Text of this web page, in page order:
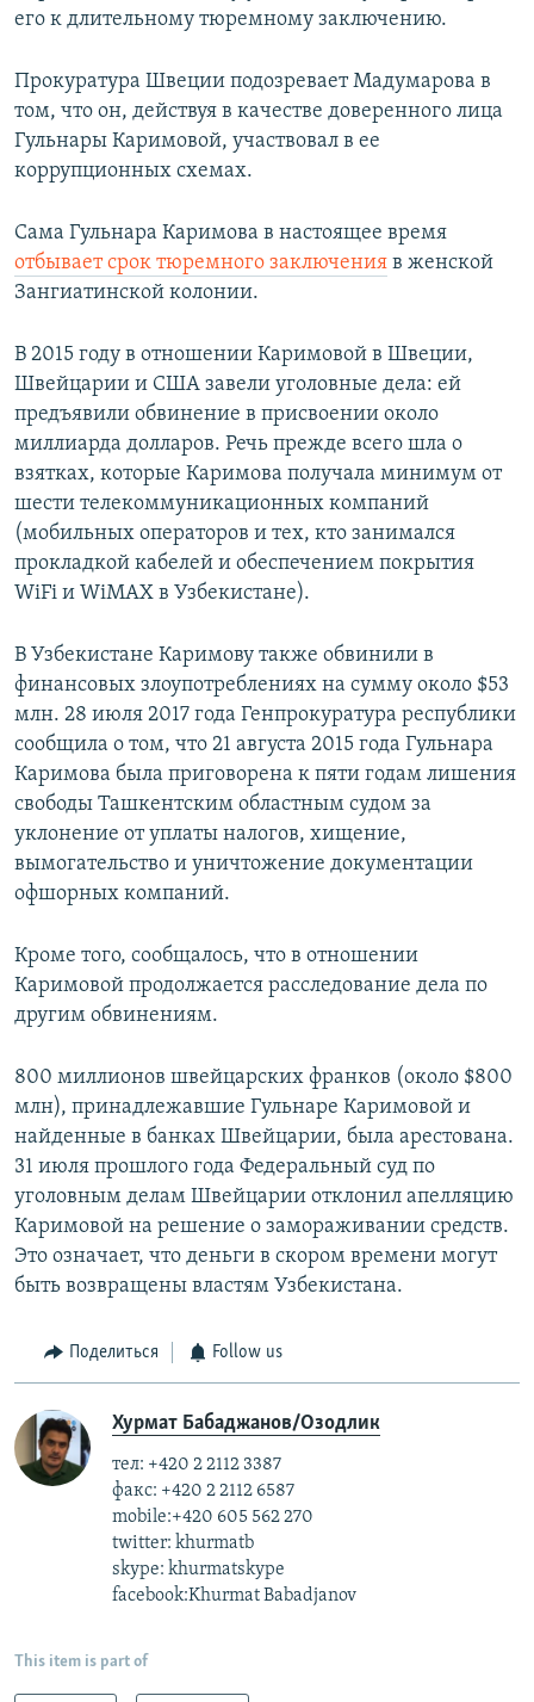
его к длительному тюремному заключению.
Прокуратура Швеции подозревает Мадумарова в
том, что он, действуя в качестве доверенного лица
Гульнары Каримовой, участвовал в ее
коррупционных схемах.
Сама Гульнара Каримова в настоящее время
отбывает срок тюремного заключения в женской
Зангиатинской колонии.
В 2015 году в отношении Каримовой в Швеции,
Швейцарии и США завели уголовные дела: ей
предъявили обвинение в присвоении около
миллиарда долларов. Речь прежде всего шла о
взятках, которые Каримова получала минимум от
шести телекоммуникационных компаний
(мобильных операторов и тех, кто занимался
прокладкой кабелей и обеспечением покрытия
WiFi и WiMAX в Узбекистане).
В Узбекистане Каримову также обвинили в
финансовых злоупотреблениях на сумму около $53
млн. 28 июля 2017 года Генпрокуратура республики
сообщила о том, что 21 августа 2015 года Гульнара
Каримова была приговорена к пяти годам лишения
свободы Ташкентским областным судом за
уклонение от уплаты налогов, хищение,
вымогательство и уничтожение документации
офшорных компаний.
Кроме того, сообщалось, что в отношении
Каримовой продолжается расследование дела по
другим обвинениям.
800 миллионов швейцарских франков (около $800
млн), принадлежавшие Гульнаре Каримовой и
найденные в банках Швейцарии, была арестована.
31 июля прошлого года Федеральный суд по
уголовным делам Швейцарии отклонил апелляцию
Каримовой на решение о замораживании средств.
Это означает, что деньги в скором времени могут
быть возвращены властям Узбекистана.
Поделиться Follow us
Хурмат Бабаджанов/Озодлик
тел: +420 2 2112 3387
факс: +420 2 2112 6587
mobile:+420 605 562 270
twitter: khurmatb
skype: khurmatskype
facebook:Khurmat Babadjanov
This item is part of